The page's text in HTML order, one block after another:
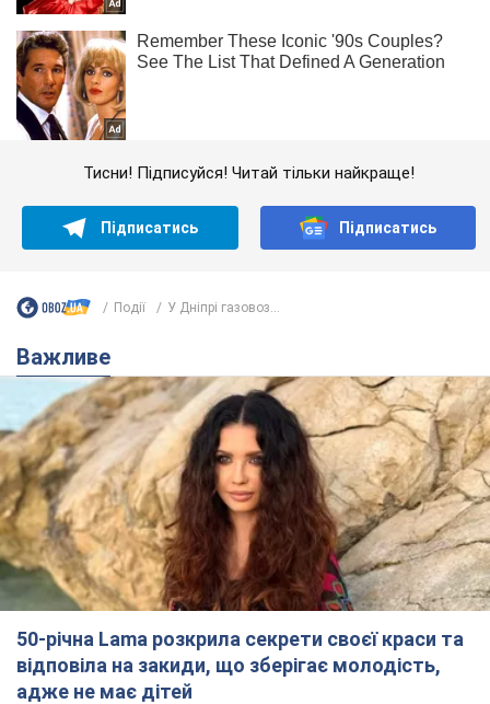
Тисни! Підписуйся! Читай тільки найкраще!
Підписатись Підписатись
Події У Дніпрі газовоз...
Важливе
50-річна Lama розкрила секрети своєї краси та
відповіла на закиди, що зберігає молодість,
адже не має дітей